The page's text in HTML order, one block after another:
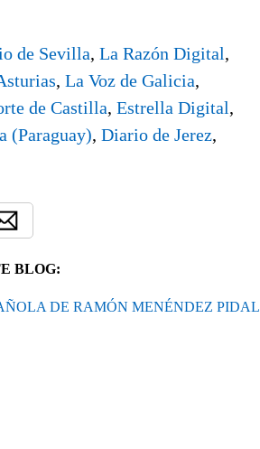
de Sevilla, La Razón Digital,
, La Voz de Galicia,
de Castilla, Estrella Digital,
(Paraguay), Diario de Jerez,
BLOG:
DE RAMÓN MENÉNDEZ PIDAL